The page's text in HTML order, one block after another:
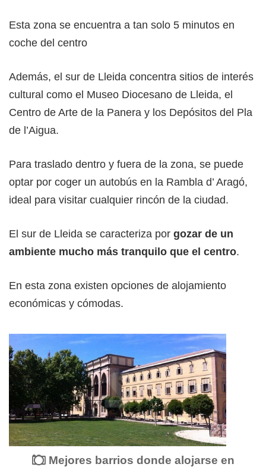
Esta zona se encuentra a tan solo 5 minutos en
coche del centro
Además, el sur de Lleida concentra sitios de interés
cultural como el Museo Diocesano de Lleida, el
Centro de Arte de la Panera y los Depósitos del Pla
de l’Aigua.
Para traslado dentro y fuera de la zona, se puede
optar por coger un autobús en la Rambla d’ Aragó,
ideal para visitar cualquier rincón de la ciudad.
El sur de Lleida se caracteriza por gozar de un
ambiente mucho más tranquilo que el centro.
En esta zona existen opciones de alojamiento
económicas y cómodas.
Mejores barrios donde alojarse en